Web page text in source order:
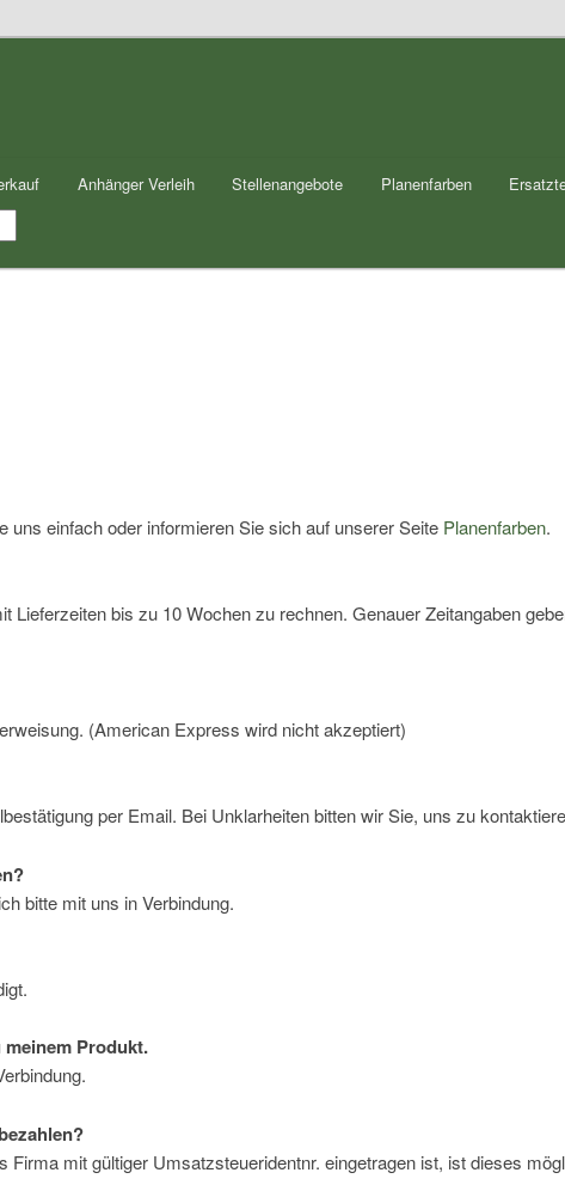
Anhänger Verleih Stellenangebote Planenfarben
uns einfach oder informieren Sie sich auf unserer Seite Planenfarben.
bis zu 10 Wochen zu rechnen. Genauer Zeitangaben
(American Express wird nicht akzeptiert)
per Email. Bei Unklarheiten bitten wir Sie, uns zu
bitte mit uns in Verbindung.
Produkt.
mit gültiger Umsatzsteueridentnr. eingetragen ist, ist dieses